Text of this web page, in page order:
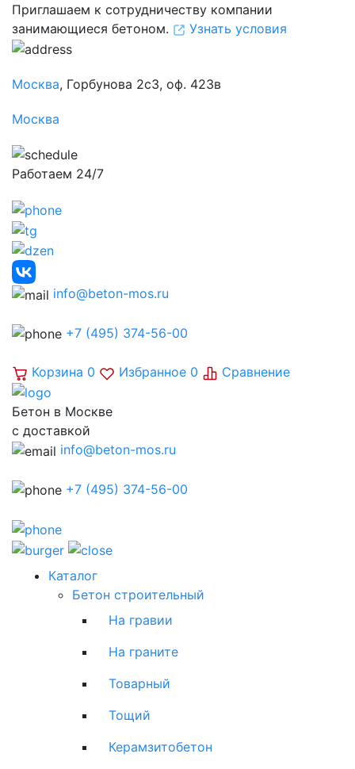
Приглашаем к сотрудничеству компании
занимающиеся бетоном.
Узнать условия
Москва, Горбунова 2с3, оф. 423в
Москва
Работаем 24/7
info@beton-mos.ru
+7 (495) 374-56-00
Корзина 0 Избранное 0 Сравнение
Бетон в Москве
с доставкой
info@beton-mos.ru
+7 (495) 374-56-00
Каталог
Бетон строительный
На гравии
На граните
Товарный
Тощий
Керамзитобетон